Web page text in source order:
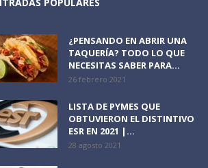
¿PENSANDO EN ABRIR UNA
TAQUERÍA? TODO LO QUE
NECESITAS SABER PARA...
26 febrero 2021
LISTA DE PYMES QUE
OBTUVIERON EL DISTINTIVO
ESR EN 2021 |...
28 agosto 2021